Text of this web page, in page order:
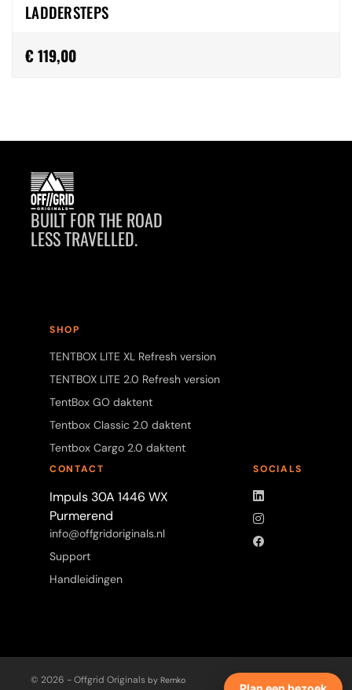
LADDERSTEPS
€ 119,00
BUILT FOR THE ROAD
LESS TRAVELLED.
SHOP
TENTBOX LITE XL Refresh version
TENTBOX LITE 2.0 Refresh version
TentBox GO daktent
Tentbox Classic 2.0 daktent
Tentbox Cargo 2.0 daktent
CONTACT
Impuls 30A 1446 WX
Purmerend
info@offgridoriginals.nl
Support
Handleidingen
SOCIALS
LinkedIn
Instagram
Facebook
© 2026 - Offgrid Originals by Remko